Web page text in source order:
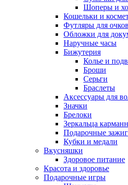
Шоперы и
Кошельки и
Футляры для очков
Обложки для
Наручные часы
Бижутерия
Колье и
Броши
Серьги
Браслеты
Аксессуары для
Значки
Брелоки
Зеркальца
Подарочные
Кубки и медали
Вкусняшки
Здоровое питание
Красота и здоровье
Подарочные игры